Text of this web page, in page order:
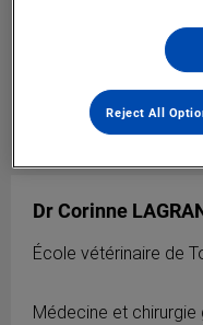
Dr Corinne
École vétérinaire de
Médecine et chirurgie
Reject All